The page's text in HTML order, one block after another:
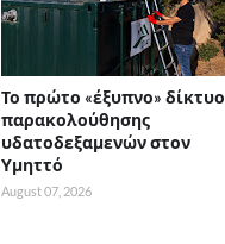
Το πρώτο «έξυπνο» δίκτυο
παρακολούθησης
υδατοδεξαμενών στον
Υμηττό
August 07, 2026